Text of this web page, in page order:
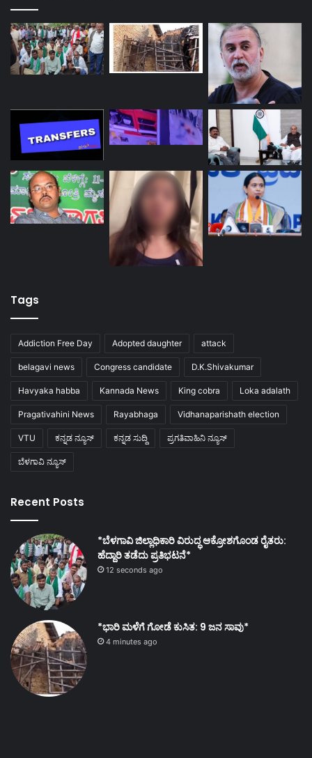
Tags
Addiction Free Day Adopted daughter attack
belagavi news Congress candidate D.K.Shivakumar
Havyaka habba Kannada News King cobra Loka adalath
Pragativahini News Rayabhaga Vidhanaparishath election
VTU ಕನ್ನಡ ನ್ಯೂಸ್ ಕನ್ನಡ ಸುದ್ದಿ ಪ್ರಗತಿವಾಹಿನಿ ನ್ಯೂಸ್
ಬೆಳಗಾವಿ ನ್ಯೂಸ್
Recent Posts
*ಬೆಳಗಾವಿ ಜಿಲ್ಲಾಧಿಕಾರಿ ವಿರುದ್ಧ ಆಕ್ರೋಶಗೊಂಡ ರೈತರು:
ಹೆದ್ದಾರಿ ತಡೆದು ಪ್ರತಿಭಟನೆ*
12 seconds ago
*ಭಾರಿ ಮಳೆಗೆ ಗೋಡೆ ಕುಸಿತ: 9 ಜನ ಸಾವು*
4 minutes ago